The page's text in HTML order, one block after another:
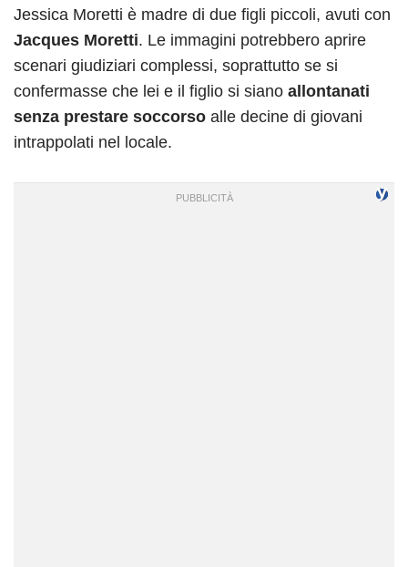
Jessica Moretti è madre di due figli piccoli, avuti con
Jacques Moretti. Le immagini potrebbero aprire
scenari giudiziari complessi, soprattutto se si
confermasse che lei e il figlio si siano allontanati
senza prestare soccorso alle decine di giovani
intrappolati nel locale.